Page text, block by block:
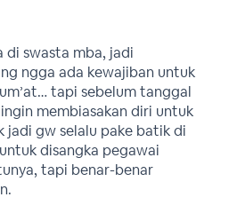
di swasta mba, jadi
ngga ada kewajiban untuk
tapi sebelum tanggal
membiasakan diri untuk
jadi gw selalu pake batik di
disangka pegawai
tapi benar-benar